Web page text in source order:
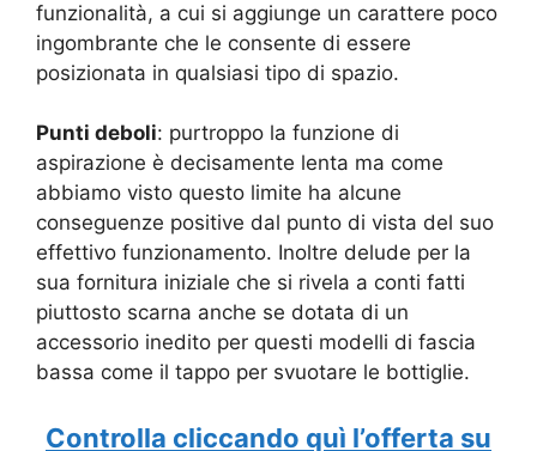
funzionalità, a cui si aggiunge un carattere poco
ingombrante che le consente di essere
posizionata in qualsiasi tipo di spazio.
Punti deboli: purtroppo la funzione di
aspirazione è decisamente lenta ma come
abbiamo visto questo limite ha alcune
conseguenze positive dal punto di vista del suo
effettivo funzionamento. Inoltre delude per la
sua fornitura iniziale che si rivela a conti fatti
piuttosto scarna anche se dotata di un
accessorio inedito per questi modelli di fascia
bassa come il tappo per svuotare le bottiglie.
Controlla cliccando quì l’offerta su